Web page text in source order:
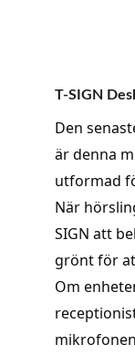
T-SIGN
Den
är denna
utformad
När
SIGN att
grönt för
Om